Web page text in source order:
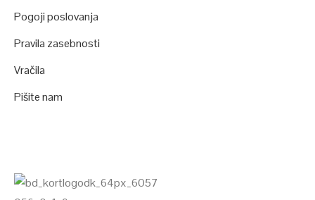
Pogoji poslovanja
Pravila zasebnosti
Vračila
Pišite nam